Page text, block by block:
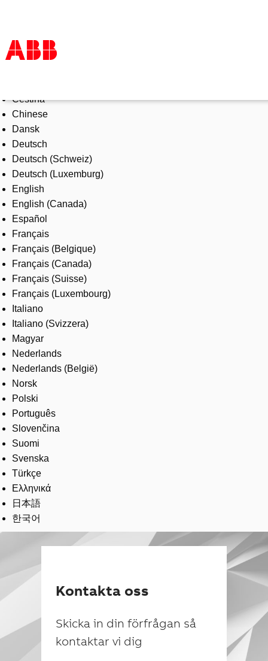
Produkter och tjänster
Industrier
Service
Om ABB
Här kan du köpa
Kontakta oss
Karriär på ABB
Čeština
Chinese
Dansk
Deutsch
Deutsch (Schweiz)
Deutsch (Luxemburg)
English
English (Canada)
Español
Français
Français (Belgique)
Français (Canada)
Français (Suisse)
Français (Luxembourg)
Italiano
Italiano (Svizzera)
Magyar
Nederlands
Nederlands (België)
Norsk
Polski
Português
Slovenčina
Suomi
Svenska
Türkçe
Ελληνικά
日本語
한국어
Kontakta oss
Skicka in din förfrågan så
kontaktar vi dig